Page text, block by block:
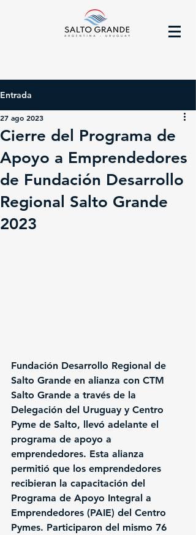
Entrada
Cierre del Programa de
Apoyo a Emprendedores
de Fundación Desarrollo
Regional Salto Grande
2023
27 ago 2023
Fundación Desarrollo Regional de
Salto Grande en alianza con CTM
Salto Grande a través de la
Delegación del Uruguay y Centro
Pyme de Salto, llevó adelante el
programa de apoyo a
emprendedores. Esta alianza
permitió que los emprendedores
recibieran la capacitación del
Programa de Apoyo Integral a
Emprendedores (PAIE) del Centro
Pymes. Participaron del mismo 76